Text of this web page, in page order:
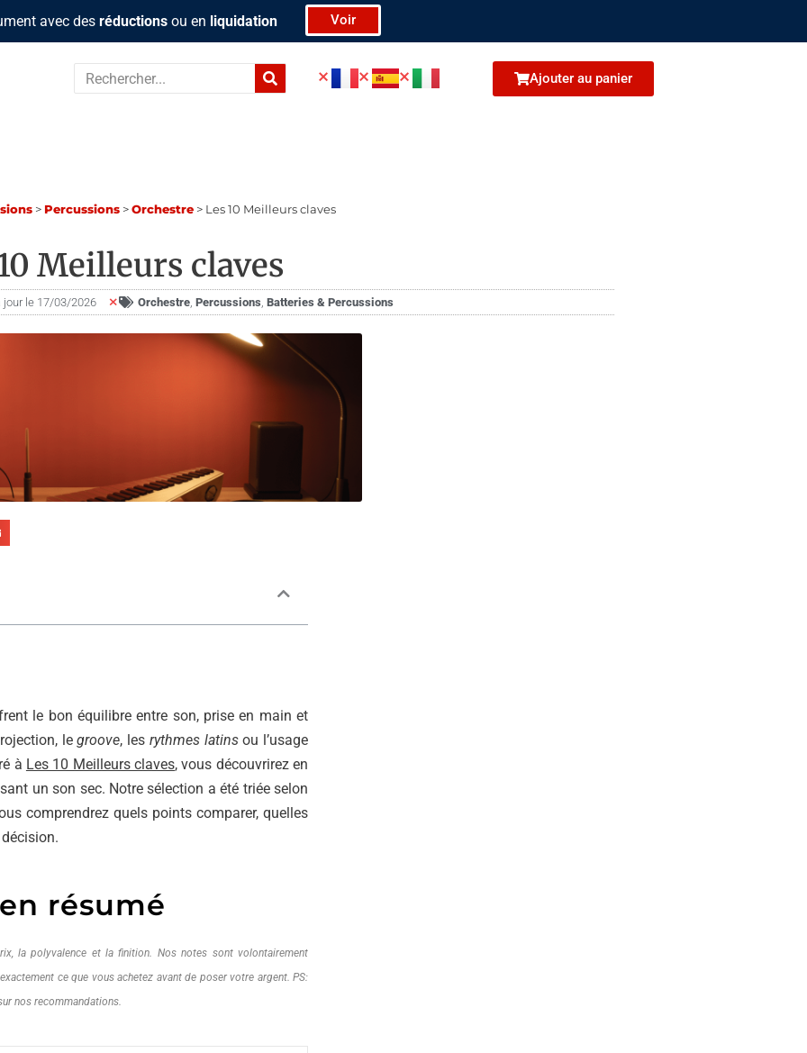
avec desréductions ou en liquidation Voir
Rechercher Ajouter au panier
> Percussions > Orchestre > Les 10 Meilleurs claves
Meilleurs claves
jour le 17/03/2026 Orchestre Percussions Bat­te­ries & Per­cus­sions
le bon équilibre entre son, prise en main et
legroove, les rythmes latinsou l’usage
à Les 10 Meilleurs claves, vous découvrirez en
un son sec. Notre sélection a été triée selon
comprendrez quels points comparer, quelles
résumé
la polyvalence et la finition. Nos notes sont volontairement
ce que vous achetez avant de poser votre argent. PS:
nos recommandations.